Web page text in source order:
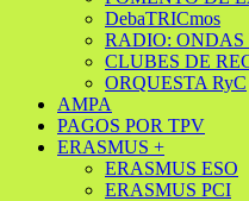
DebaTRICmos
RADIO: ONDAS
CLUBES DE
ORQUESTA RyC
AMPA
PAGOS POR TPV
ERASMUS +
ERASMUS ESO
ERASMUS PCI